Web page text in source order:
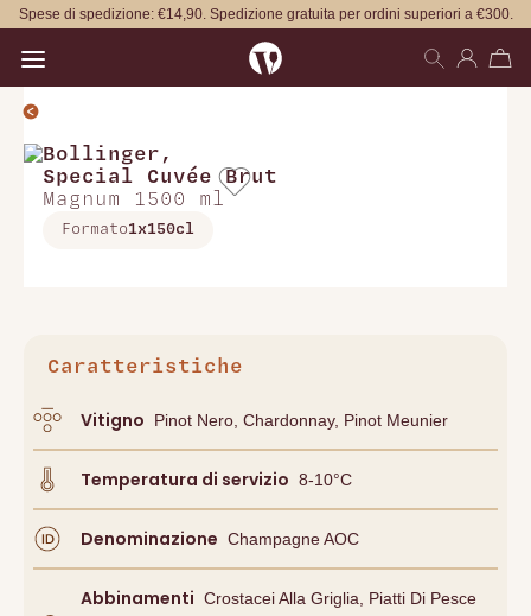
Spese di spedizione: €14,90. Spedizione gratuita per ordini superiori a €300.
Bollinger ,
Special Cuvée Brut
Magnum 1500 ml
Formato1x150cl
Caratteristiche
Vitigno Pinot Nero, Chardonnay, Pinot Meunier
Temperatura di servizio 8-10°C
Denominazione Champagne AOC
Abbinamenti Crostacei Alla Griglia, Piatti Di Pesce